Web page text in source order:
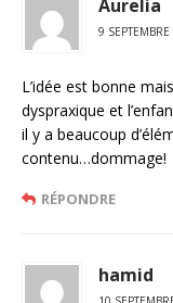
Aurelia
9
L’idée est bonne
dyspraxique et
il y a beaucoup
contenu…dommage!
RÉPONDRE
hamid